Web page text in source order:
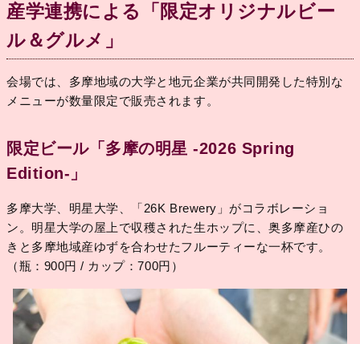
産学連携による「限定オリジナルビー
ル＆グルメ」
会場では、多摩地域の大学と地元企業が共同開発した特別な
メニューが数量限定で販売されます。
限定ビール「多摩の明星 -2026 Spring
Edition-」
多摩大学、明星大学、「26K Brewery」がコラボレーショ
ン。明星大学の屋上で収穫された生ホップに、奥多摩産ひの
きと多摩地域産ゆずを合わせたフルーティーな一杯です。
（瓶：900円 / カップ：700円）